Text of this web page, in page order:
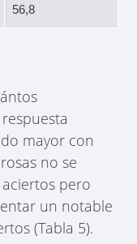
56,8
mayor con
no se
pero
un notable
(Tabla 5).